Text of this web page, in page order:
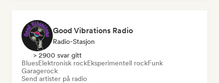
Good Vibrations Radio
Radio-Stasjon
> 2900 svar gitt
BluesElektronisk rockEksperimentell rockFunk
Garagerock
Send artister på radio